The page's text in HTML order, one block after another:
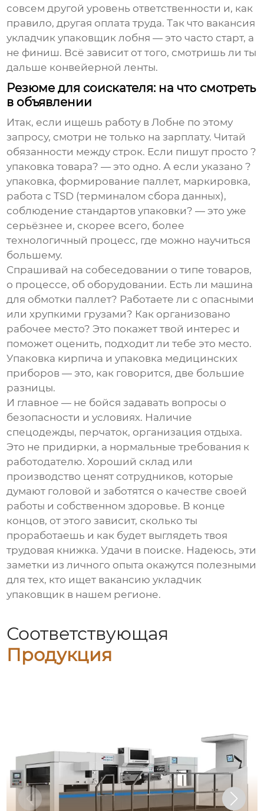
совсем другой уровень ответственности и, как
правило, другая оплата труда. Так что вакансия
укладчик упаковщик лобня — это часто старт, а
не финиш. Всё зависит от того, смотришь ли ты
дальше конвейерной ленты.
Резюме для соискателя: на что смотреть
в объявлении
Итак, если ищешь работу в Лобне по этому
запросу, смотри не только на зарплату. Читай
обязанности между строк. Если пишут просто ?
упаковка товара? — это одно. А если указано ?
упаковка, формирование паллет, маркировка,
работа с TSD (терминалом сбора данных),
соблюдение стандартов упаковки? — это уже
серьёзнее и, скорее всего, более
технологичный процесс, где можно научиться
большему.
Спрашивай на собеседовании о типе товаров,
о процессе, об оборудовании. Есть ли машина
для обмотки паллет? Работаете ли с опасными
или хрупкими грузами? Как организовано
рабочее место? Это покажет твой интерес и
поможет оценить, подходит ли тебе это место.
Упаковка кирпича и упаковка медицинских
приборов — это, как говорится, две большие
разницы.
И главное — не бойся задавать вопросы о
безопасности и условиях. Наличие
спецодежды, перчаток, организация отдыха.
Это не придирки, а нормальные требования к
работодателю. Хороший склад или
производство ценят сотрудников, которые
думают головой и заботятся о качестве своей
работы и собственном здоровье. В конце
концов, от этого зависит, сколько ты
проработаешь и как будет выглядеть твоя
трудовая книжка. Удачи в поиске. Надеюсь, эти
заметки из личного опыта окажутся полезными
для тех, кто ищет вакансию укладчик
упаковщик в нашем регионе.
Соответствующая
Продукция